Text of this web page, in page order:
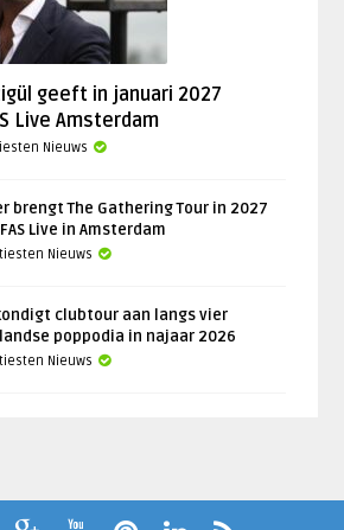
geeft in januari 2027
Live Amsterdam
Nieuws
brengt The Gathering Tour in 2027
Live in Amsterdam
Nieuws
clubtour aan langs vier
poppodia in najaar 2026
Nieuws